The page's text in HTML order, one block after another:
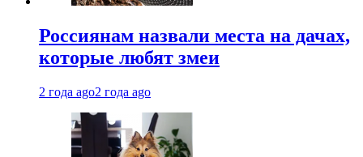
Россиянам назвали места на дачах,
которые любят змеи
2 года ago2 года ago